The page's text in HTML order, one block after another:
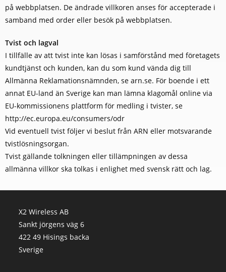
på webbplatsen. De ändrade villkoren anses för accepterade i
samband med order eller besök på webbplatsen.
Tvist och lagval
I tillfälle av att tvist inte kan lösas i samförstånd med företagets
kundtjänst och kunden, kan du som kund vända dig till
Allmänna Reklamationsnämnden, se arn.se. För boende i ett
annat EU-land än Sverige kan man lämna klagomål online via
EU-kommissionens plattform för medling i tvister, se
http://ec.europa.eu/consumers/odr
Vid eventuell tvist följer vi beslut från ARN eller motsvarande
tvistlösningsorgan.
Tvist gällande tolkningen eller tillämpningen av dessa
allmänna villkor ska tolkas i enlighet med svensk rätt och lag.
X2 Wireless AB
Sankt jörgens väg 6
422 49 Hisings backa
Sverige